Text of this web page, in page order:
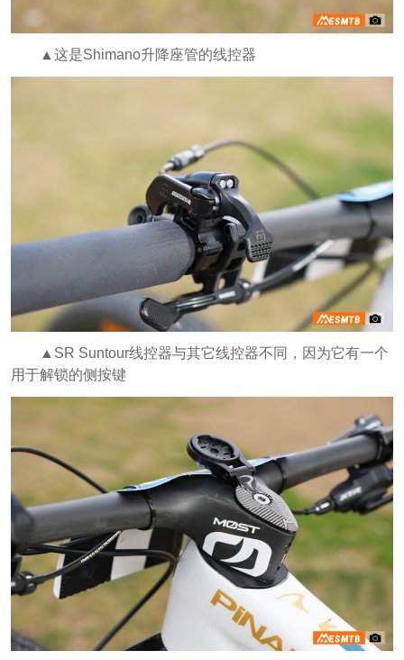
▲这是Shimano升降座管的线控器
▲SR Suntour线控器与其它线控器不同，因为它有一个
用于解锁的侧按键